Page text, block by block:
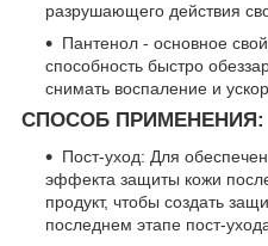
разрушающего действия
Пантенол - основное
способность быстро
снимать воспаление и
СПОСОБ ПРИМЕНЕНИЯ:
Пост-уход: Для
эффекта защиты кожи
продукт, чтобы создать
последнем этапе пост-